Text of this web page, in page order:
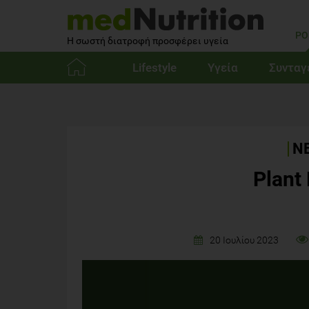
Η σωστή διατροφή προσφέρει υγεία
Lifestyle Υγεία
Plant
20 Ιουλίου 2023